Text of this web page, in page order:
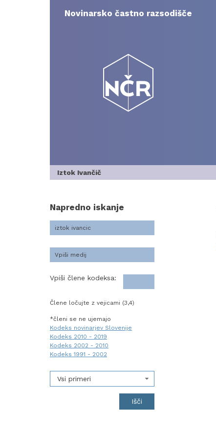
contentNovinarsko častno razsodišče
Iztok Ivančič
Napredno iskanje
Vpiši člene kodeksa:
Člene ločujte z vejicami (3,4)
*členi se ne ujemajo
Kodeks novinarjev Slovenije
Kodeks 2010 - 2019
Kodeks 2002 - 2010
Kodeks 1991 - 2002
Vsi primeri